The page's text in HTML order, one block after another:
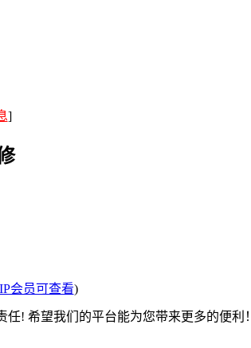
]
会员可查看)
! 希望我们的平台能为您带来更多的便利！